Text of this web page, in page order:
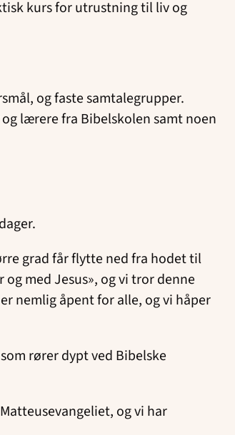
kurs for utrustning til liv og
og faste samtalegrupper.
lærere fra Bibelskolen samt noen
grad får flytte ned fra hodet til
med Jesus», og vi tror denne
nemlig åpent for alle, og vi håper
rører dypt ved Bibelske
og vi har